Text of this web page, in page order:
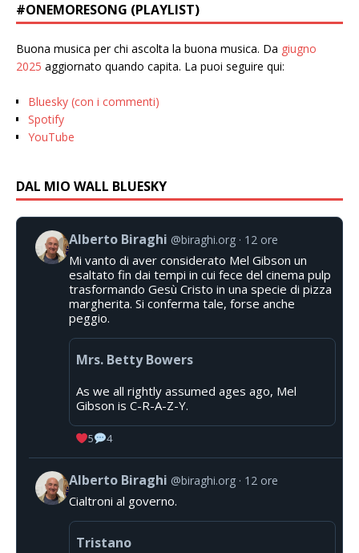
#ONEMORESONG (PLAYLIST)
Buona musica per chi ascolta la buona musica. Da giugno
2025 aggiornato quando capita. La puoi seguire qui:
Bluesky (con i commenti)
Spotify
YouTube
DAL MIO WALL BLUESKY
Alberto Biraghi @biraghi.org 12 ore
Mi vanto di aver considerato Mel Gibson un
esaltato fin dai tempi in cui fece del cinema pulp
trasformando Gesù Cristo in una specie di pizza
margherita. Si conferma tale, forse anche
peggio.
Mrs. Betty Bowers
As we all rightly assumed ages ago, Mel
Gibson is C-R-A-Z-Y.
5 4
Alberto Biraghi @biraghi.org 12 ore
Cialtroni al governo.
Tristano